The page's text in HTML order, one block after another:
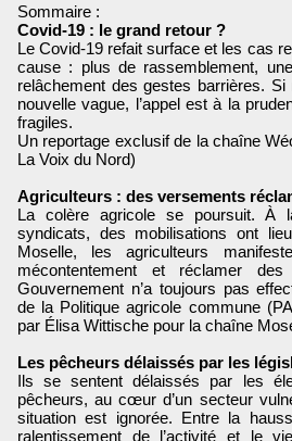
Sommaire :
Covid-19 : le grand retour ?
Le Covid-19 refait surface et les cas
cause : plus de rassemblement,
relâchement des gestes barrières. Si
nouvelle vague, l’appel est à la
fragiles.
Un reportage exclusif de la chaîne
La Voix du Nord)
Agriculteurs : des versements
La colère agricole se poursuit. À
syndicats, des mobilisations ont
Moselle, les agriculteurs
mécontentement et réclamer
Gouvernement n’a toujours pas
de la Politique agricole commune
par Élisa Wittische pour la chaîne
Les pêcheurs délaissés par les
Ils se sentent délaissés par les
pêcheurs, au cœur d’un secteur
situation est ignorée. Entre la
ralentissement de l’activité et le